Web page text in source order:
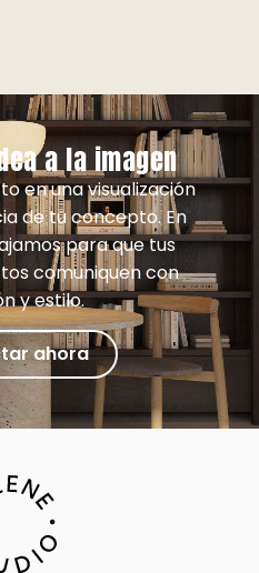
a la imagen
en una visualización
de tu concepto. En
para que tus
comuniquen con
y estilo.
ahora